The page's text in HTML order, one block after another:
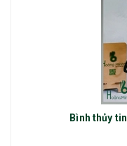
Bình thủy